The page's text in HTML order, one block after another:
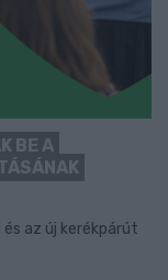
BE A
az új kerékpárút